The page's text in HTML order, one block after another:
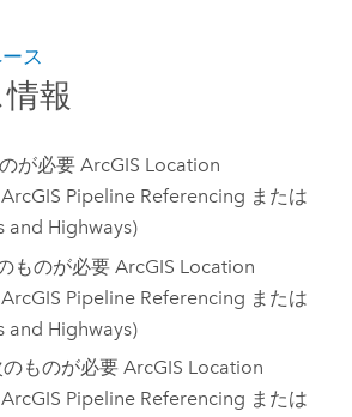
ス
報
が必要 ArcGIS Location
Pipeline Referencing または
and Highways)
ものが必要 ArcGIS Location
Pipeline Referencing または
and Highways)
ものが必要 ArcGIS Location
Pipeline Referencing または